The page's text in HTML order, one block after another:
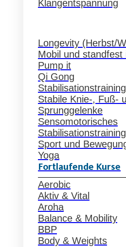
Klangentspannung
Longevity (Herbst/
Mobil und standfest
Pump it
Qi Gong
Stabile Knie-, Fuß-
Sprunggelenke
Sensomotorisches
Stabilisationstraining
Sport und
Yoga
Fortlaufende Kurse
Aerobic
Aktiv & Vital
Aroha
Balance & Mobility
BBP
Body & Weights